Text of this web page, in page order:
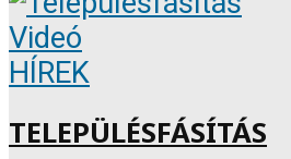
Videó
HÍREK
TELEPÜLÉSFÁSÍTÁS